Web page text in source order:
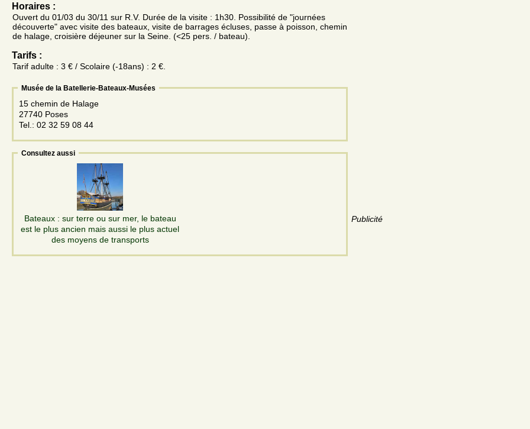
Publicité
Horaires :
Ouvert du 01/03 du 30/11 sur R.V. Durée de la visite : 1h30. Possibilité de "journées
découverte" avec visite des bateaux, visite de barrages écluses, passe à poisson, chemin
de halage, croisière déjeuner sur la Seine. (<25 pers. / bateau).
Tarifs :
Tarif adulte : 3 € / Scolaire (-18ans) : 2 €.
Musée de la Batellerie-Bateaux-Musées
15 chemin de Halage
27740 Poses
Tel.: 02 32 59 08 44
Consultez aussi
Bateaux : sur terre ou sur mer, le bateau
est le plus ancien mais aussi le plus actuel
des moyens de transports